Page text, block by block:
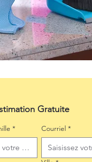
Gratuite
* Courriel *